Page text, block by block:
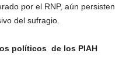
por el RNP, aún persisten
del sufragio.
políticos de los PIAH